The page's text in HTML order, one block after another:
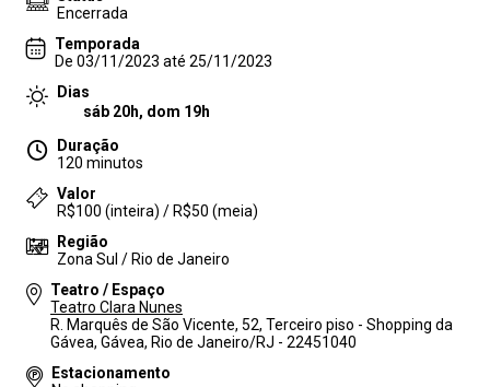
Encerrada
Temporada
De 03/11/2023 até 25/11/2023
Dias
sáb 20h, dom 19h
Duração
120 minutos
Valor
R$100 (inteira) / R$50 (meia)
Região
Zona Sul / Rio de Janeiro
Teatro / Espaço
Teatro Clara Nunes
R. Marquês de São Vicente, 52, Terceiro piso - Shopping da
Gávea, Gávea, Rio de Janeiro/RJ - 22451040
Estacionamento